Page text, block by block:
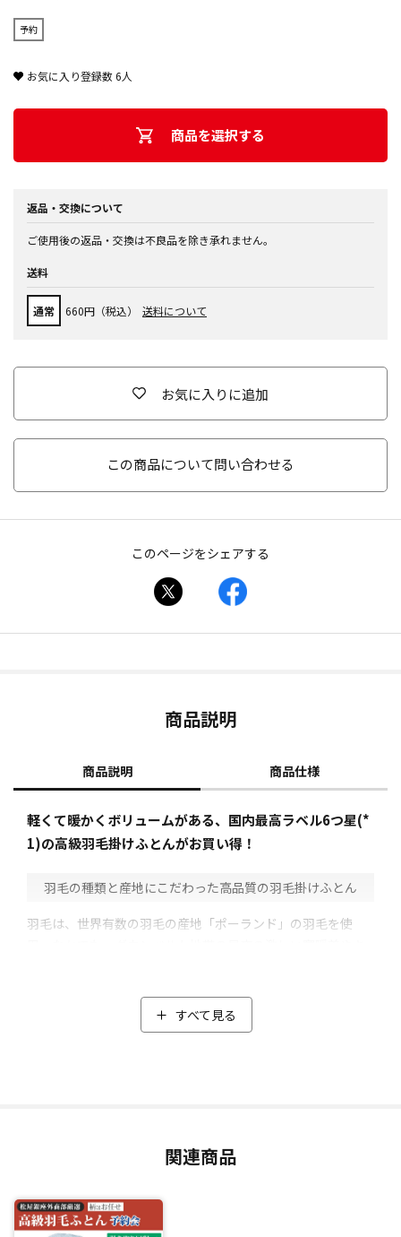
予約
お気に入り登録数6人
商品を選択する
返品・交換について
ご使用後の返品・交換は不良品を除き承れません。
送料
通常 660円（税込） 送料について
お気に入りに追加
この商品について問い合わせる
このページをシェアする
商品説明
商品説明 商品仕様
軽くて暖かくボリュームがある、国内最高ラベル6つ星(*
1)の高級羽毛掛けふとんがお買い得！
⽻⽑の種類と産地にこだわった高品質の羽毛掛けふとん
羽毛は、世界有数の羽毛の産地「ポーランド」の羽毛を使
ワイトマザーグース」をセレクト。
マザーグースはダウンが大きく耐久性が高いのが特徴で、空
暖かくボリュームのある高級羽毛掛けふとんに仕上がりまし
閑散期の今だからこそ実現した特別価格
すべて見る
関連商品